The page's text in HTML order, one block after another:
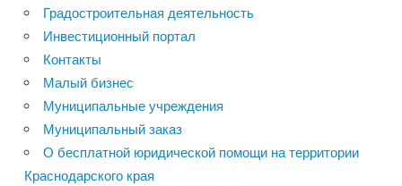
Градостроительная деятельность
Инвестиционный портал
Контакты
Малый бизнес
Муниципальные учреждения
Муниципальный заказ
О бесплатной юридической помощи на территории
Краснодарского края